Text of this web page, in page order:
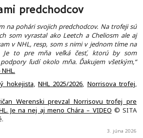
predchodcov
na pohári svojich predchodcov. Na trofeji sú
som vyrastal ako Leetch a Cheliosm ale aj
v NHL, resp, som s nimi v jednom tíme na
Je to pre mňa veľká česť, ktorú by som
ľudí okolo mňa. Ďakujem všetkým,“
hokejista, NHL 2025/2026, Norrisova trofej,
Werenski prevzal Norrisovu trofej pre
Je na nej aj meno Chára – VIDEO © SITA
3. júna 2026